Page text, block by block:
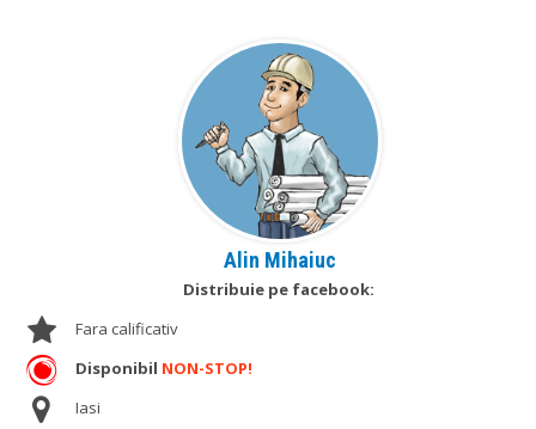
Alin Mihaiuc
Distribuie pe facebook:
Fara calificativ
Disponibil NON-STOP!
Iasi